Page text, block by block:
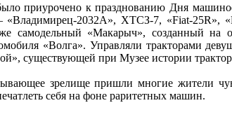
приурочено к празднованию Дня
2032А», ХТСЗ-7, «Fiat-25R»,
самодельный «Макарыч», созданный на
«Волга». Управляли тракторами
существующей при Музее истории
зрелище пришли многие жители
себя на фоне раритетных машин.